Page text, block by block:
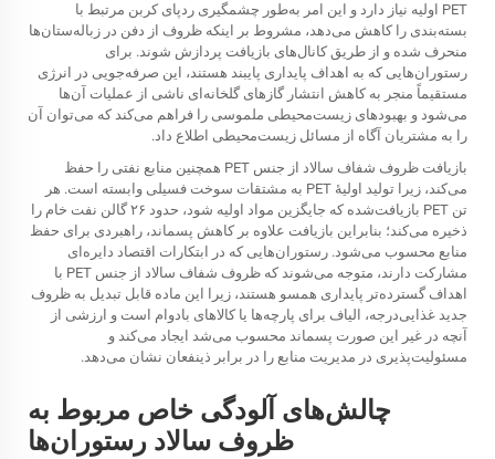
PET اولیه نیاز دارد و این امر به‌طور چشمگیری ردپای کربن مرتبط با
بسته‌بندی را کاهش می‌دهد، مشروط بر اینکه ظروف از دفن در زباله‌ستان‌ها
منحرف شده و از طریق کانال‌های بازیافت پردازش شوند. برای
رستوران‌هایی که به اهداف پایداری پایبند هستند، این صرفه‌جویی در انرژی
مستقیماً منجر به کاهش انتشار گازهای گلخانه‌ای ناشی از عملیات آن‌ها
می‌شود و بهبودهای زیست‌محیطی ملموسی را فراهم می‌کند که می‌توان آن
را به مشتریان آگاه از مسائل زیست‌محیطی اطلاع داد.
بازیافت ظروف شفاف سالاد از جنس PET همچنین منابع نفتی را حفظ
می‌کند، زیرا تولید اولیهٔ PET به مشتقات سوخت فسیلی وابسته است. هر
تن PET بازیافت‌شده که جایگزین مواد اولیه شود، حدود ۲۶ گالن نفت خام را
ذخیره می‌کند؛ بنابراین بازیافت علاوه بر کاهش پسماند، راهبردی برای حفظ
منابع محسوب می‌شود. رستوران‌هایی که در ابتکارات اقتصاد دایره‌ای
مشارکت دارند، متوجه می‌شوند که ظروف شفاف سالاد از جنس PET با
اهداف گسترده‌تر پایداری همسو هستند، زیرا این ماده قابل تبدیل به ظروف
جدید غذایی‌درجه، الیاف برای پارچه‌ها یا کالاهای بادوام است و ارزشی از
آنچه در غیر این صورت پسماند محسوب می‌شد ایجاد می‌کند و
مسئولیت‌پذیری در مدیریت منابع را در برابر ذینفعان نشان می‌دهد.
چالش‌های آلودگی خاص مربوط به
ظروف سالاد رستوران‌ها